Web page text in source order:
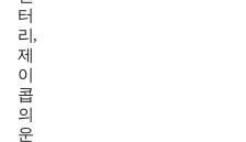
터
리,
제
이
콥
의
운